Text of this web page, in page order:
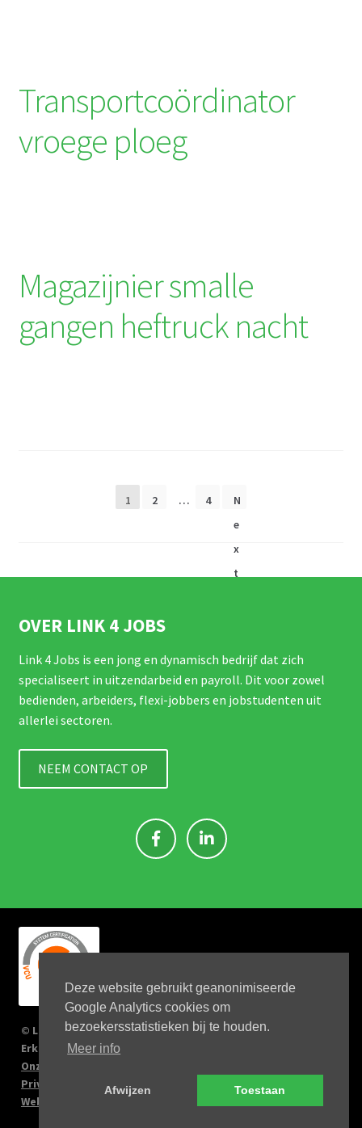
Deze website gebruikt geanonimiseerde
Google Analytics cookies om
bezoekersstatistieken bij te houden.
Meer info
Afwijzen Toestaan
Transportcoördinator
vroege ploeg
Magazijnier smalle
gangen heftruck nacht
Berichtnavigatie
1 2 … 4
N
e
x
t
OVER LINK 4 JOBS
Link 4 Jobs is een jong en dynamisch bedrijf dat zich
specialiseert in uitzendarbeid en payroll. Dit voor zowel
bedienden, arbeiders, flexi-jobbers en jobstudenten uit
allerlei sectoren.
NEEM CONTACT OP
© Link 4 Jobs 2023
Erkenningsnr: 2167/U
Onze verplichtingen
Privacy Policy
Website by Big Kahuna